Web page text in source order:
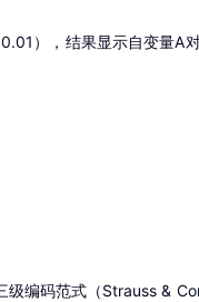
），结果显示自变量
编码范式（Strauss &